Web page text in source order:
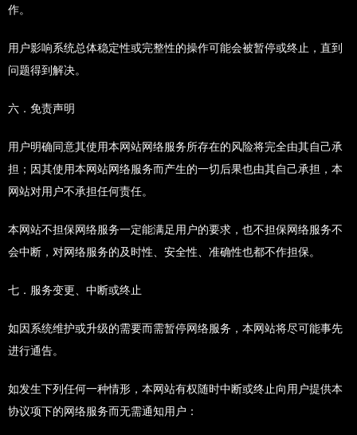
作。
用户影响系统总体稳定性或完整性的操作可能会被暂停或终止，直到
问题得到解决。
六．免责声明
用户明确同意其使用本网站网络服务所存在的风险将完全由其自己承
担；因其使用本网站网络服务而产生的一切后果也由其自己承担，本
网站对用户不承担任何责任。
本网站不担保网络服务一定能满足用户的要求，也不担保网络服务不
会中断，对网络服务的及时性、安全性、准确性也都不作担保。
七．服务变更、中断或终止
如因系统维护或升级的需要而需暂停网络服务，本网站将尽可能事先
进行通告。
如发生下列任何一种情形，本网站有权随时中断或终止向用户提供本
协议项下的网络服务而无需通知用户：